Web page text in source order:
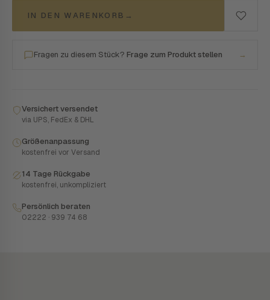
IN DEN WARENKORB →
Fragen zu diesem Stück? Frage zum Produkt stellen →
Versichert versendet
via UPS, FedEx & DHL
Größenanpassung
kostenfrei vor Versand
14 Tage Rückgabe
kostenfrei, unkompliziert
Persönlich beraten
02222 · 939 74 68